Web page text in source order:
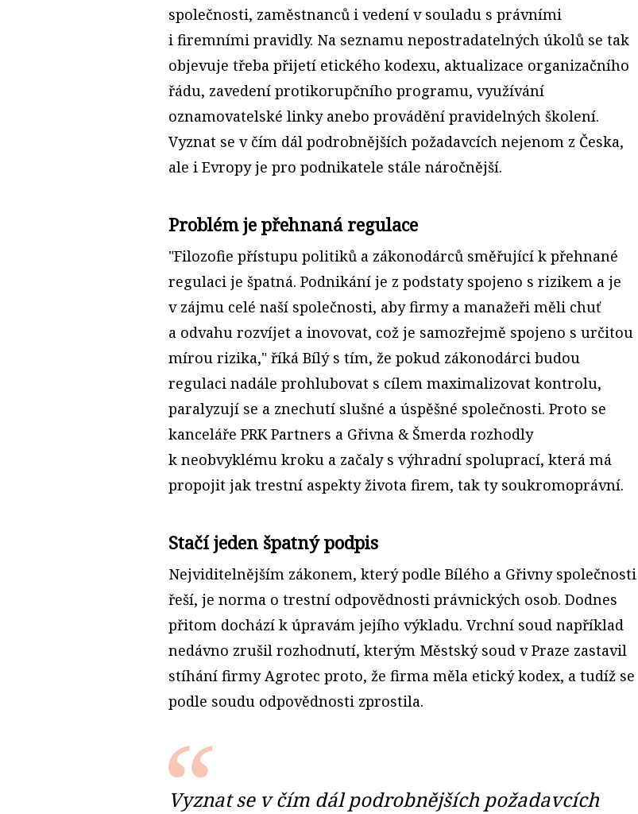
společnosti, zaměstnanců i vedení v souladu s právními
i firemními pravidly. Na seznamu nepostradatelných úkolů se tak
objevuje třeba přijetí etického kodexu, aktualizace organizačního
řádu, zavedení protikorupčního programu, využívání
oznamovatelské linky anebo provádění pravidelných školení.
Vyznat se v čím dál podrobnějších požadavcích nejenom z Česka,
ale i Evropy je pro podnikatele stále náročnější.
Problém je přehnaná regulace
"Filozofie přístupu politiků a zákonodárců směřující k přehnané
regulaci je špatná. Podnikání je z podstaty spojeno s rizikem a je
v zájmu celé naší společnosti, aby firmy a manažeři měli chuť
a odvahu rozvíjet a inovovat, což je samozřejmě spojeno s určitou
mírou rizika," říká Bílý s tím, že pokud zákonodárci budou
regulaci nadále prohlubovat s cílem maximalizovat kontrolu,
paralyzují se a znechutí slušné a úspěšné společnosti. Proto se
kanceláře PRK Partners a Gřivna & Šmerda rozhodly
k neobvyklému kroku a začaly s výhradní spoluprací, která má
propojit jak trestní aspekty života firem, tak ty soukromoprávní.
Stačí jeden špatný podpis
Nejviditelnějším zákonem, který podle Bílého a Gřivny společnosti
řeší, je norma o trestní odpovědnosti právnických osob. Dodnes
přitom dochází k úpravám jejího výkladu. Vrchní soud například
nedávno zrušil rozhodnutí, kterým Městský soud v Praze zastavil
stíhání firmy Agrotec proto, že firma měla etický kodex, a tudíž se
podle soudu odpovědnosti zprostila.
Vyznat se v čím dál podrobnějších požadavcích